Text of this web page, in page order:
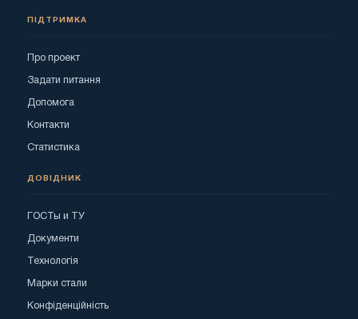
ПІДТРИМКА
Про проект
Задати питання
Допомога
Контакти
Статистика
ДОВІДНИК
ГОСТы и ТУ
Документи
Технологія
Марки стали
Конфіденційність